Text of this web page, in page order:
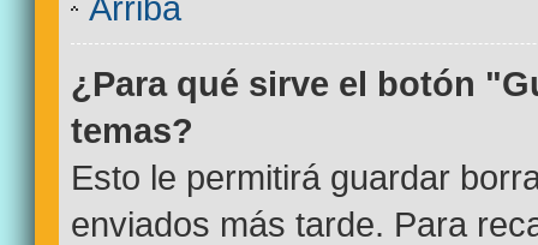
¿Para qué sirve el botón
temas?
Esto le permitirá guardar
enviados más tarde. Para